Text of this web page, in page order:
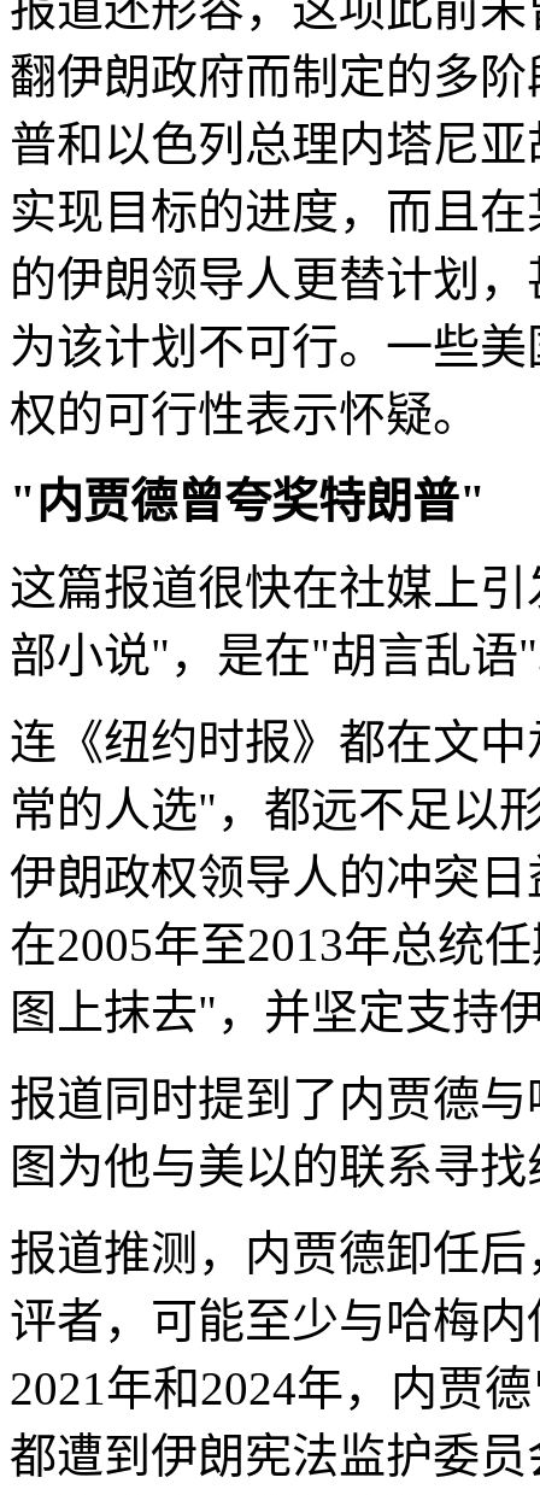
翻伊朗政府而制定的多
普和以色列总理内塔尼
实现目标的进度，而且
的伊朗领导人更替计划
为该计划不可行。一些
权的可行性表示怀疑。
"内贾德曾夸奖特朗普"
这篇报道很快在社媒上
部小说"，是在"胡言乱语
连《纽约时报》都在文
常的人选"，都远不足以
伊朗政权领导人的冲突
在2005年至2013年总统
图上抹去"，并坚定支持
报道同时提到了内贾德
图为他与美以的联系寻
报道推测，内贾德卸任
评者，可能至少与哈梅
2021年和2024年，内贾
都遭到伊朗宪法监护委